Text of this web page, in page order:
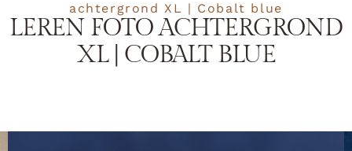
achtergrond XL | Cobalt blue
LEREN FOTO ACHTERGROND
XL | COBALT BLUE